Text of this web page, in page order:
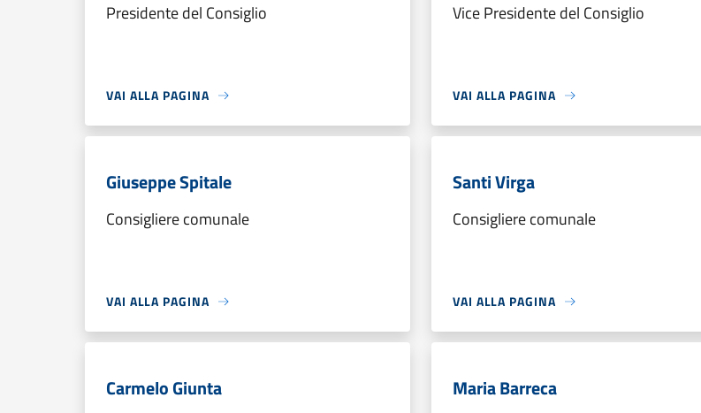
Presidente del Consiglio
VAI ALLA PAGINA
Vice Presidente del Consiglio
VAI ALLA PAGINA
Giuseppe Spitale
Consigliere comunale
VAI ALLA PAGINA
Santi Virga
Consigliere comunale
VAI ALLA PAGINA
Carmelo Giunta Maria Barreca